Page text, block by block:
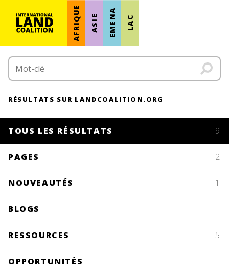
AFRIQUE ASIE EMENA LAC
RÉSULTATS SUR LANDCOALITION.ORG
TOUS LES RÉSULTATS 9
PAGES 2
NOUVEAUTÉS 1
BLOGS
RESSOURCES 5
OPPORTUNITÉS